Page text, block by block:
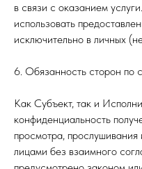
в связи с оказанием
использовать
исключительно в личных
6. Обязанность сторон по
Как Субъект, так и
конфиденциальность
просмотра, прослушивания
лицами без взаимного